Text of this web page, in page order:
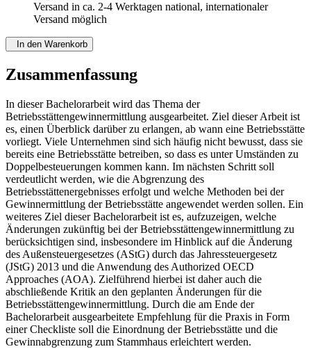
Versand in ca. 2-4 Werktagen national, internationaler
Versand möglich
In den Warenkorb
Zusammenfassung
In dieser Bachelorarbeit wird das Thema der
Betriebsstättengewinnermittlung ausgearbeitet. Ziel dieser Arbeit ist
es, einen Überblick darüber zu erlangen, ab wann eine Betriebsstätte
vorliegt. Viele Unternehmen sind sich häufig nicht bewusst, dass sie
bereits eine Betriebsstätte betreiben, so dass es unter Umständen zu
Doppelbesteuerungen kommen kann. Im nächsten Schritt soll
verdeutlicht werden, wie die Abgrenzung des
Betriebsstättenergebnisses erfolgt und welche Methoden bei der
Gewinnermittlung der Betriebsstätte angewendet werden sollen. Ein
weiteres Ziel dieser Bachelorarbeit ist es, aufzuzeigen, welche
Änderungen zukünftig bei der Betriebsstättengewinnermittlung zu
berücksichtigen sind, insbesondere im Hinblick auf die Änderung
des Außensteuergesetzes (AStG) durch das Jahressteuergesetz
(JStG) 2013 und die Anwendung des Authorized OECD
Approaches (AOA). Zielführend hierbei ist daher auch die
abschließende Kritik an den geplanten Änderungen für die
Betriebsstättengewinnermittlung. Durch die am Ende der
Bachelorarbeit ausgearbeitete Empfehlung für die Praxis in Form
einer Checkliste soll die Einordnung der Betriebsstätte und die
Gewinnabgrenzung zum Stammhaus erleichtert werden.